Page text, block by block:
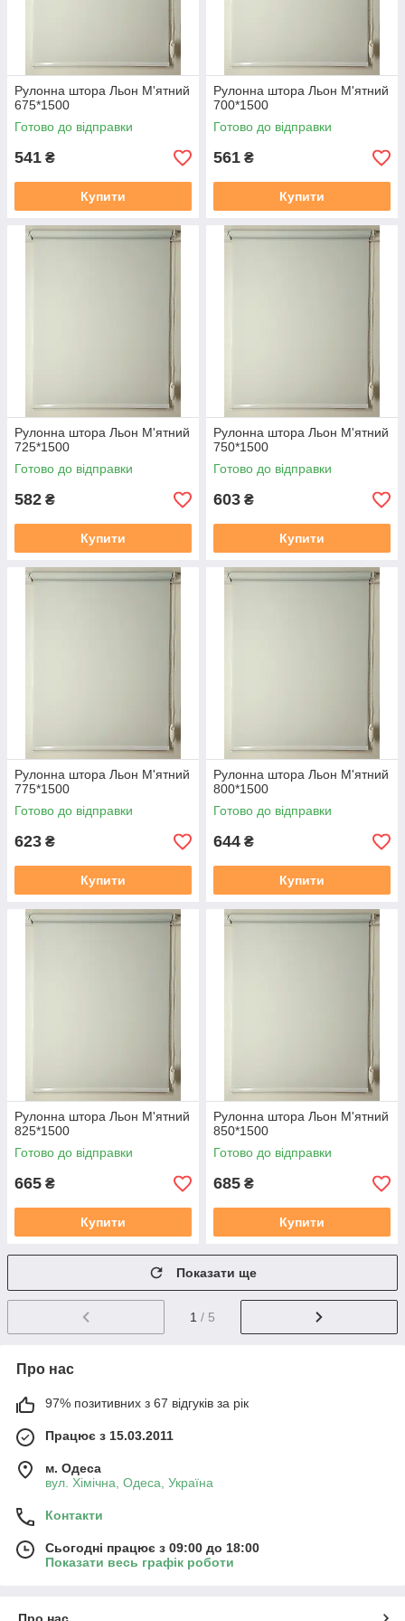
Рулонна штора Льон М'ятний
675*1500
Готово до відправки
541 ₴
Купити
Рулонна штора Льон М'ятний
700*1500
Готово до відправки
561 ₴
Купити
Рулонна штора Льон М'ятний
725*1500
Готово до відправки
582 ₴
Купити
Рулонна штора Льон М'ятний
750*1500
Готово до відправки
603 ₴
Купити
Рулонна штора Льон М'ятний
775*1500
Готово до відправки
623 ₴
Купити
Рулонна штора Льон М'ятний
800*1500
Готово до відправки
644 ₴
Купити
Рулонна штора Льон М'ятний
825*1500
Готово до відправки
665 ₴
Купити
Рулонна штора Льон М'ятний
850*1500
Готово до відправки
685 ₴
Купити
Показати ще
1 / 5
Про нас
97% позитивних з 67 відгуків за рік
Працює з 15.03.2011
м. Одеса
вул. Хiмiчна, Одеса, Україна
Контакти
Сьогодні працює з 09:00 до 18:00
Показати весь графік роботи